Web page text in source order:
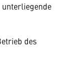
des